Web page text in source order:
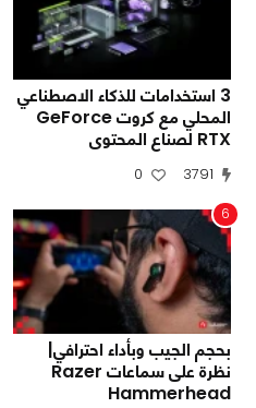
3 استخدامات للذكاء الاصطناعي
المحلي مع كروت GeForce
RTX لصناع المحتوى
3791
0
6
بحجم الجيب وبأداء احترافي|
نظرة على سماعات Razer
Hammerhead